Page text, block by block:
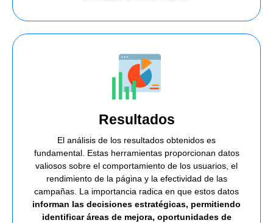
Resultados
El análisis de los resultados obtenidos es
fundamental. Estas herramientas proporcionan datos
valiosos sobre el comportamiento de los usuarios, el
rendimiento de la página y la efectividad de las
campañas. La importancia radica en que estos datos
informan las decisiones estratégicas, permitiendo
identificar áreas de mejora, oportunidades de